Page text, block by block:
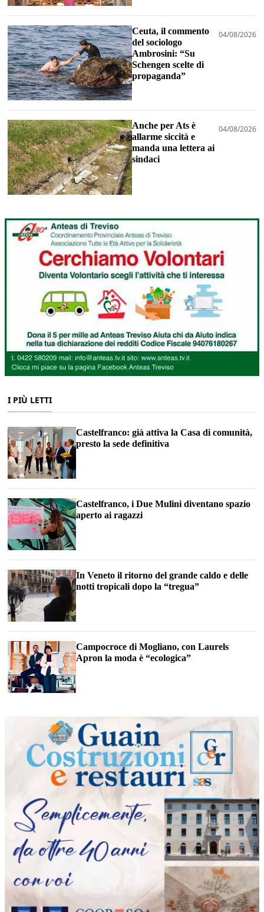
Ceuta, il commento
del sociologo
Ambrosini: “Su
Schengen scelte di
propaganda”
04/08/2026
Anche per Ats è
allarme siccità e
manda una lettera ai
sindaci
04/08/2026
I PIÙ LETTI
Castelfranco: già attiva la Casa di comunità,
presto la sede definitiva
Castelfranco, i Due Mulini diventano spazio
aperto ai ragazzi
In Veneto il ritorno del grande caldo e delle
notti tropicali dopo la “tregua”
Campocroce di Mogliano, con Laurels
Apron la moda è “ecologica”